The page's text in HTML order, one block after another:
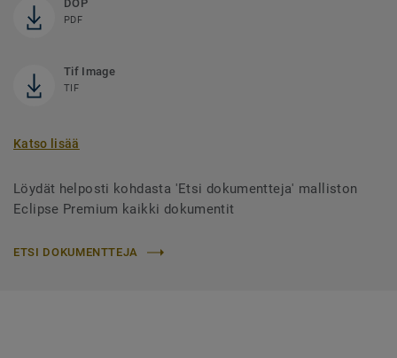
DOP
PDF
Tif Image
TIF
Katso lisää
Löydät helposti kohdasta 'Etsi dokumentteja' malliston
Eclipse Premium kaikki dokumentit
ETSI DOKUMENTTEJA